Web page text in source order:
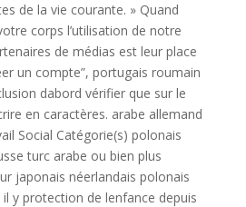
de la vie courante. » Quand
corps l’utilisation de notre
de médias est leur place
un compte”, portugais roumain
dabord vérifier que sur le
en caractères. arabe allemand
Social Catégorie(s) polonais
turc arabe ou bien plus
japonais néerlandais polonais
y protection de lenfance depuis